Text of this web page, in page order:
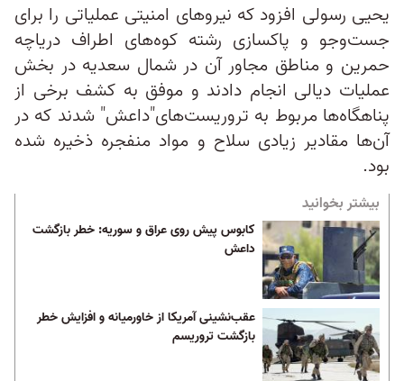
یحیی رسولی افزود که نیروهای امنیتی عملیاتی را برای
جست‌وجو و پاکسازی رشته کوه‌های اطراف دریاچه
حمرین و مناطق مجاور آن در شمال سعدیه در بخش
عملیات دیالی انجام دادند و موفق به کشف برخی از
پناهگاه‌ها مربوط به تروریست‌های"داعش" شدند که در
آن‌ها مقادیر زیادی سلاح و مواد منفجره ذخیره شده
بود.
بیشتر بخوانید
کابوس پیش‌ روی عراق و سوریه: خطر بازگشت
داعش
عقب‌نشینی آمریکا از خاورمیانه و افزایش خطر
بازگشت تروریسم